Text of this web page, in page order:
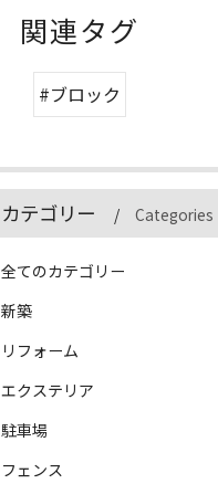
関連タグ
#ブロック
カテゴリー Categories
全てのカテゴリー
新築
リフォーム
エクステリア
駐車場
フェンス